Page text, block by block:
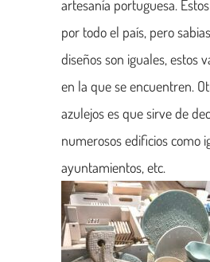
artesanía portuguesa.
por todo el país, pero
diseños son iguales, estos
en la que se encuentren.
azulejos es que sirve de
numerosos edificios como
ayuntamientos, etc.